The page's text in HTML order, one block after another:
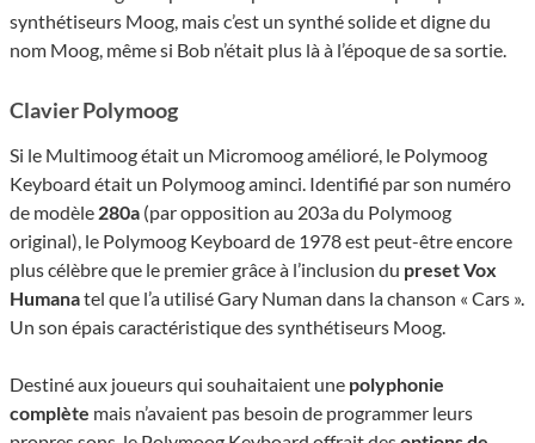
synthétiseurs Moog, mais c’est un synthé solide et digne du
nom Moog, même si Bob n’était plus là à l’époque de sa sortie.
Clavier Polymoog
Si le Multimoog était un Micromoog amélioré, le Polymoog
Keyboard était un Polymoog aminci. Identifié par son numéro
de modèle 280a (par opposition au 203a du Polymoog
original), le Polymoog Keyboard de 1978 est peut-être encore
plus célèbre que le premier grâce à l’inclusion du preset Vox
Humanatel que l’a utilisé Gary Numan dans la chanson « Cars ».
Un son épais caractéristique des synthétiseurs Moog.
Destiné aux joueurs qui souhaitaient une polyphonie
complète mais n’avaient pas besoin de programmer leurs